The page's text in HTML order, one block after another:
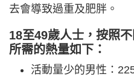
去會導致過重及肥胖。
18至49歲人士，按照
所需的熱量如下：
活動量少的男性：